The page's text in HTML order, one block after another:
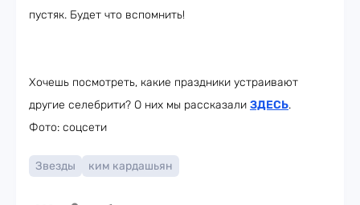
пустяк. Будет что вспомнить!
Хочешь посмотреть, какие праздники устраивают
другие селебрити? О них мы рассказали ЗДЕСЬ.
Фото: соцсети
Звезды ким кардашьян